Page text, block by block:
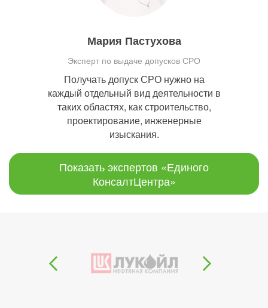
Мария Пастухова
Эксперт по выдаче допусков СРО
Получать допуск СРО нужно на
каждый отдельный вид деятельности в
таких областях, как строительство,
проектирование, инженерные
изыскания.
Показать экспертов «Единого
КонсалтЦентра»